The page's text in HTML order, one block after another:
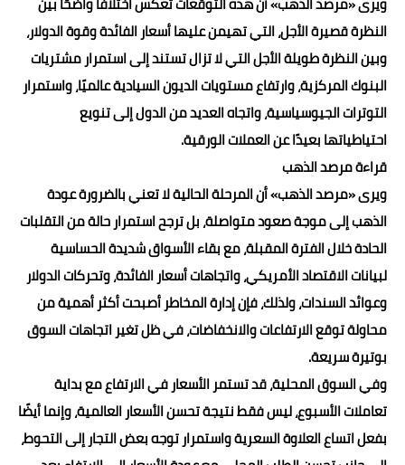
النظرة قصيرة الأجل، التي تهيمن عليها أسعار الفائدة وقوة الدولار،
وبين النظرة طويلة الأجل التي لا تزال تستند إلى استمرار مشتريات
البنوك المركزية، وارتفاع مستويات الديون السيادية عالميًا، واستمرار
التوترات الجيوسياسية، واتجاه العديد من الدول إلى تنويع
احتياطياتها بعيدًا عن العملات الورقية.
قراءة مرصد الذهب
ويرى «مرصد الذهب» أن المرحلة الحالية لا تعني بالضرورة عودة
الذهب إلى موجة صعود متواصلة، بل ترجح استمرار حالة من التقلبات
الحادة خلال الفترة المقبلة، مع بقاء الأسواق شديدة الحساسية
لبيانات الاقتصاد الأمريكي، واتجاهات أسعار الفائدة، وتحركات الدولار
وعوائد السندات، ولذلك، فإن إدارة المخاطر أصبحت أكثر أهمية من
محاولة توقع الارتفاعات والانخفاضات، في ظل تغير اتجاهات السوق
بوتيرة سريعة.
وفي السوق المحلية، قد تستمر الأسعار في الارتفاع مع بداية
تعاملات الأسبوع، ليس فقط نتيجة تحسن الأسعار العالمية، وإنما أيضًا
بفعل اتساع العلاوة السعرية واستمرار توجه بعض التجار إلى التحوط،